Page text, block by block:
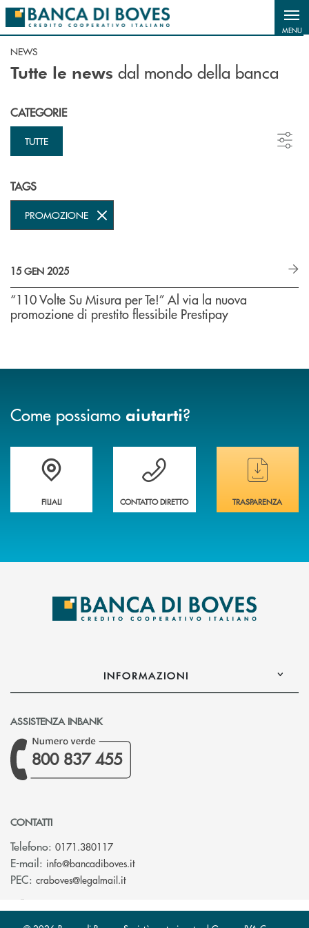
Salta al contenuto principale
MENU
NEWS
Tutte le news dal mondo della banca
CATEGORIE
TUTTE
TAGS
PROMOZIONE
15 GEN 2025
“110 Volte Su Misura per Te!” Al via la nuova
promozione di prestito flessibile Prestipay
Come possiamo aiutarti?
Trova la filiale&nbsp; più vicina a te
FILIALI
Hai bisogno di assistenza immediata ?
CONTATTO DIRETTO
Hai bisogno di
TRASPARENZA
INFORMAZIONI
ASSISTENZA INBANK
800 837 455
CONTATTI
Telefono: 0171.380117
E-mail: info@bancadiboves.it(si apre l’app di posta elettronica)
PEC: craboves@legalmail.it(si apre l’app di posta elettronica)